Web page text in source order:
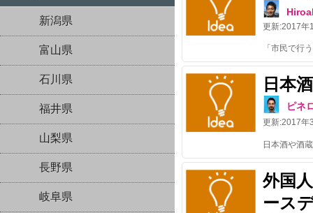
新潟県
富山県
石川県
福井県
山梨県
長野県
岐阜県
更新:2017年
日本
ピネ
更新:2017年
外国
ース